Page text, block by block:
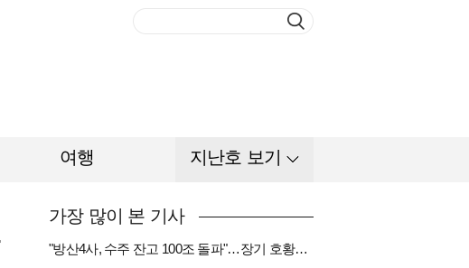
여행 지난호 보기
가장 많이 본 기사
"방산4사, 수주 잔고 100조 돌파"…장기 호황기 들어섰다[다시 나는 K방산①]